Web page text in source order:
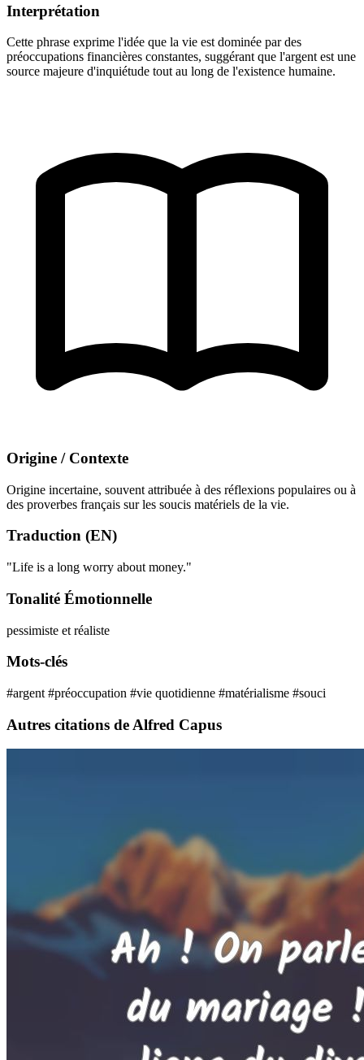
Interprétation
Cette phrase exprime l'idée que la vie est dominée par des
préoccupations financières constantes, suggérant que l'argent est une
source majeure d'inquiétude tout au long de l'existence humaine.
Origine / Contexte
Origine incertaine, souvent attribuée à des réflexions populaires ou à
des proverbes français sur les soucis matériels de la vie.
Traduction (EN)
"Life is a long worry about money."
Tonalité Émotionnelle
pessimiste et réaliste
Mots-clés
#argent #préoccupation #vie quotidienne #matérialisme #souci
Autres citations de Alfred Capus